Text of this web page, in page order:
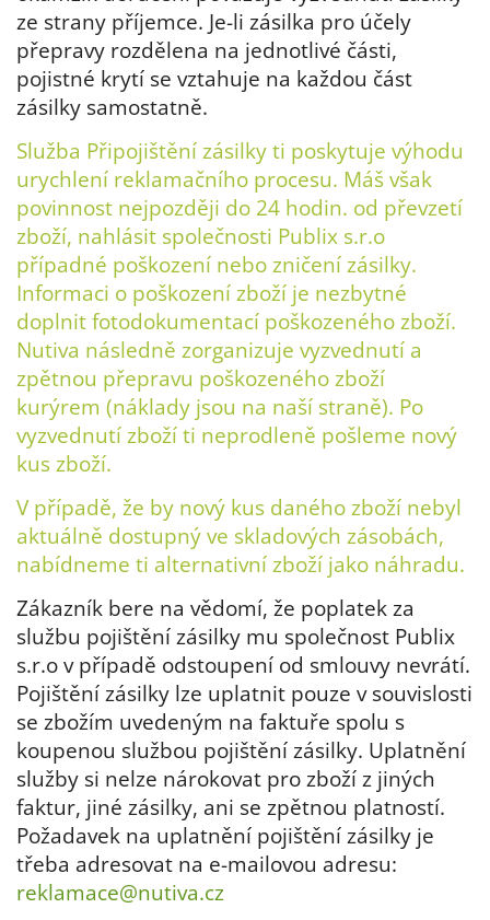
ze strany příjemce. Je-li zásilka pro účely
přepravy rozdělena na jednotlivé části,
pojistné krytí se vztahuje na každou část
zásilky samostatně.
Služba Připojištění zásilky ti poskytuje výhodu
urychlení reklamačního procesu. Máš však
povinnost nejpozději do 24 hodin. od převzetí
zboží, nahlásit společnosti Publix s.r.o
případné poškození nebo zničení zásilky.
Informaci o poškození zboží je nezbytné
doplnit fotodokumentací poškozeného zboží.
Nutiva následně zorganizuje vyzvednutí a
zpětnou přepravu poškozeného zboží
kurýrem (náklady jsou na naší straně). Po
vyzvednutí zboží ti neprodleně pošleme nový
kus zboží.
V případě, že by nový kus daného zboží nebyl
aktuálně dostupný ve skladových zásobách,
nabídneme ti alternativní zboží jako náhradu.
Zákazník bere na vědomí, že poplatek za
službu pojištění zásilky mu společnost Publix
s.r.o v případě odstoupení od smlouvy nevrátí.
Pojištění zásilky lze uplatnit pouze v souvislosti
se zbožím uvedeným na faktuře spolu s
koupenou službou pojištění zásilky. Uplatnění
služby si nelze nárokovat pro zboží z jiných
faktur, jiné zásilky, ani se zpětnou platností.
Požadavek na uplatnění pojištění zásilky je
třeba adresovat na e-mailovou adresu:
reklamace@nutiva.cz